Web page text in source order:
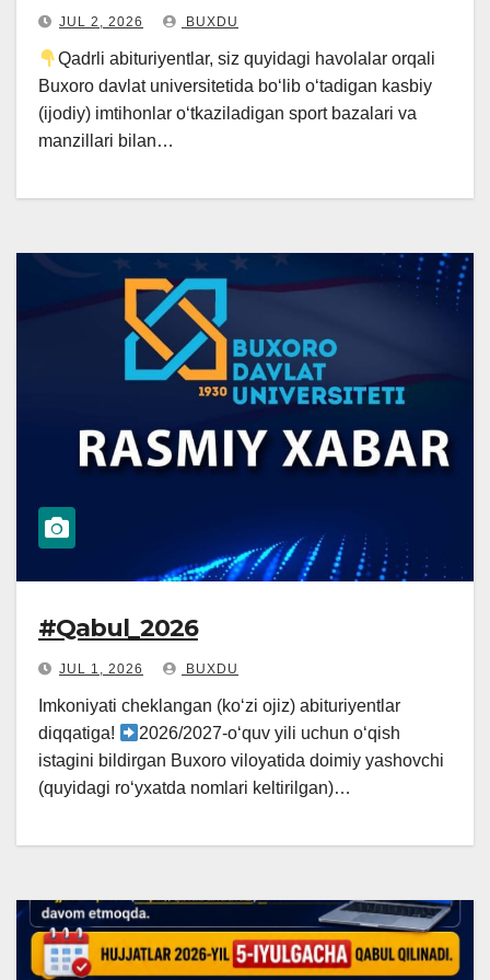
JUL 2, 2026 BUXDU
Qadrli abituriyentlar, siz quyidagi havolalar orqali
Buxoro davlat universitetida boʻlib oʻtadigan kasbiy
(ijodiy) imtihonlar oʻtkaziladigan sport bazalari va
manzillari bilan…
#Qabul_2026
JUL 1, 2026 BUXDU
Imkoniyati cheklangan (ko‘zi ojiz) abituriyentlar
diqqatiga!
2026/2027-o‘quv yili uchun o‘qish
istagini bildirgan Buxoro viloyatida doimiy yashovchi
(quyidagi ro‘yxatda nomlari keltirilgan)…